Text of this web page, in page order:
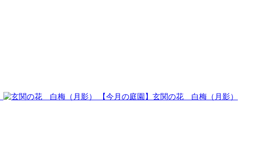
【今月の庭園】玄関の花 白梅（月影）